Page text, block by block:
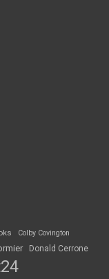
Colby Covington
Donald Cerrone